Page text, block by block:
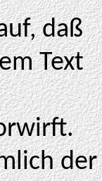
daß
Text
der